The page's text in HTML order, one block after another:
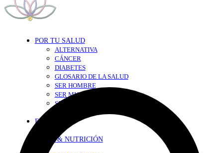
POR TU SALUD
ALTERNATIVA
CÁNCER
DIABETES
GLOSARIO DE LA SALUD
SER HOMBRE
SER MUJER
SEXY-SALUD
EN FORMA
DIETA & NUTRICIÓN